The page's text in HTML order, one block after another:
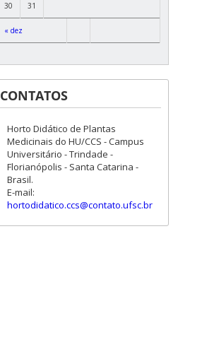
« dez
30 31
CONTATOS
Horto Didático de Plantas
Medicinais do HU/CCS - Campus
Universitário - Trindade -
Florianópolis - Santa Catarina -
Brasil.
E-mail:
hortodidatico.ccs@contato.ufsc.br